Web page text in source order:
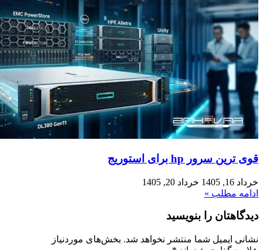
قوی‌ ترین سرور hp برای استوریج
خرداد 16, 1405
خرداد 20, 1405
ادامه مطلب »
دیدگاهتان را بنویسید
نشانی ایمیل شما منتشر نخواهد شد. بخش‌های موردنیاز